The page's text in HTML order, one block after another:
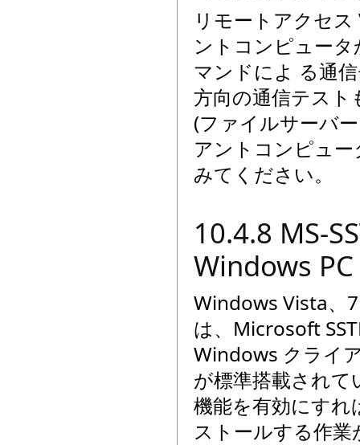
リモートアクセ
ントコンピュー
マンドによ る通
方向の通信テス
(ファイルサーバ
アントコンピュ
みてください。
10.4.8 MS-
Windows
Windows Vista、
は、Microsoft
Windows クライ
が標準搭載されて
機能を有効にすれ
ストールする作